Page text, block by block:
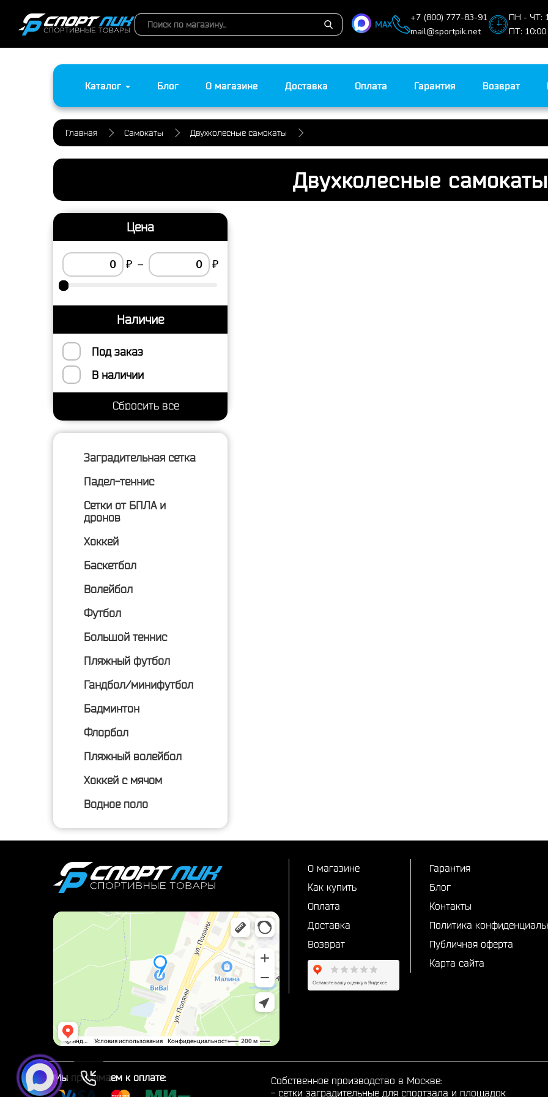
MAX
+7 (800) 777-83-91
mail@sportpik.net
ПН - ЧТ:
ПТ:
Каталог Блог О магазине Доставка Оплата Гарантия Возврат
Главная Самокаты Двухколесные самокаты
Двухколесные самокаты
Цена
₽ – ₽
Наличие
Под заказ
В наличии
Заградительная сетка
Падел-теннис
Сетки от БПЛА и
дронов
Хоккей
Баскетбол
Волейбол
Футбол
Большой теннис
Пляжный футбол
Гандбол/минифутбол
Бадминтон
Флорбол
Пляжный волейбол
Хоккей с мячом
Водное поло
О магазине
Как купить
Оплата
Доставка
Возврат
Гарантия
Блог
Контакты
Политика
Публичная оферта
Карта сайта
Мы принимаем к оплате:
Собственное производство в Москве:
- сетки заградительные для спортзала и площадок